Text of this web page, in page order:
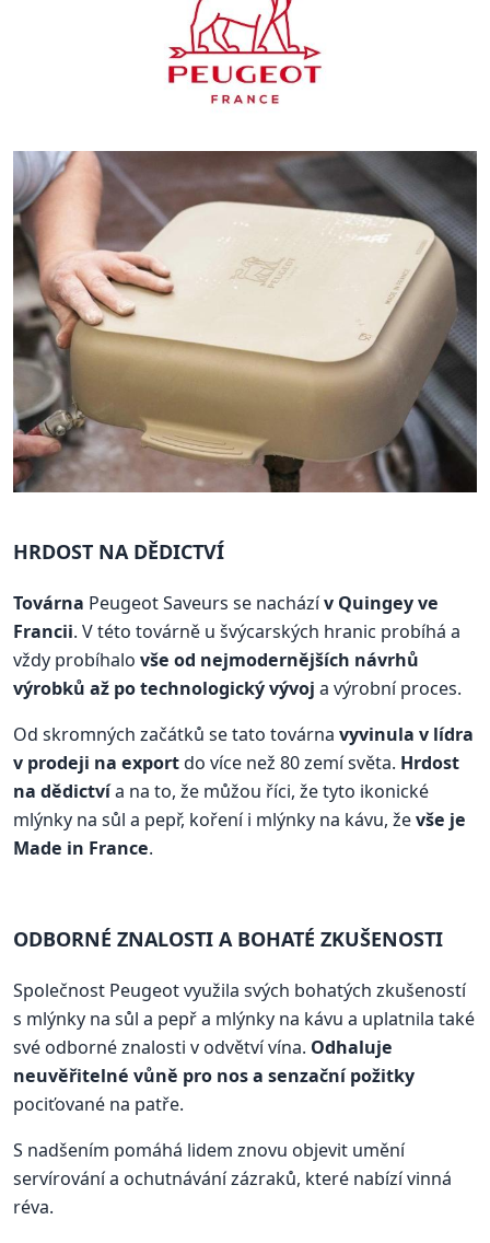
HRDOST NA DĚDICTVÍ
Továrna Peugeot Saveurs se nacházív Quingey ve
Francii. V této továrně u švýcarských hranic probíhá a
vždy probíhalo vše od nejmodernějších návrhů
výrobků až po technologický vývoj a výrobní proces.
Od skromných začátků se tato továrna vyvinula v lídra
v prodeji na export do více než 80 zemí světa. Hrdost
na dědictvía na to, že můžou říci, že tyto ikonické
mlýnky na sůl a pepř, koření i mlýnky na kávu, ževše je
Made in France.
ODBORNÉ ZNALOSTI A BOHATÉ ZKUŠENOSTI
Společnost Peugeot využila svých bohatých zkušeností
s mlýnky na sůl a pepř a mlýnky na kávu a uplatnila také
své odborné znalosti v odvětví vína. Odhaluje
neuvěřitelné vůně pro nos a senzační požitky
pociťované na patře.
S nadšením pomáhá lidem znovu objevit umění
servírování a ochutnávání zázraků, které nabízí vinná
réva.